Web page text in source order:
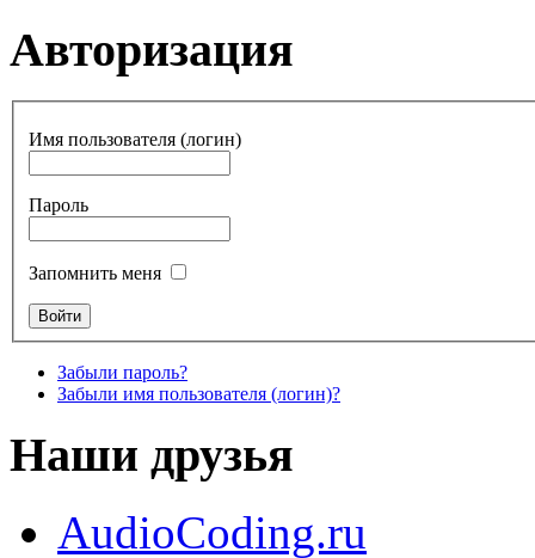
Авторизация
Имя пользователя (логин)
Пароль
Запомнить меня
Забыли пароль?
Забыли имя пользователя (логин)?
Наши друзья
AudioCoding.ru